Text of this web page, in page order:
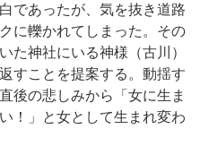
であったが、気を抜き道路
に轢かれてしまった。その
た神社にいる神様（古川）
すことを提案する。動揺す
後の悲しみから「女に生ま
！」と女として生まれ変わ